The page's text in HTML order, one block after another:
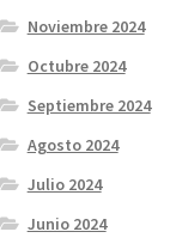
Noviembre 2024
Octubre 2024
Septiembre 2024
Agosto 2024
Julio 2024
Junio 2024